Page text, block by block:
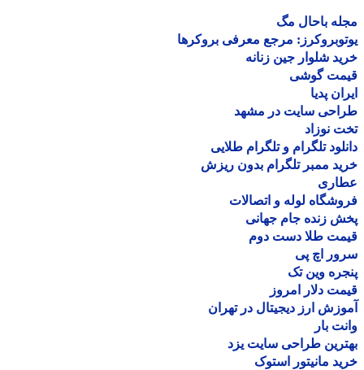
باحال مگ
مرجع معرفی بروکرها
شلوار جین زنانه
گوشی
پدیا
سایت در مشهد
نوزاد
تلگرام و تلگرام طلایی
ممبر تلگرام بدون ریزش
لوله و اتصالات
زنده جام جهانی
طلا دست دوم
اچ پی
وین تک
دلار امروز
ارز دیجیتال در تهران
بار
طراحی سایت یزد
مانیتور استوک